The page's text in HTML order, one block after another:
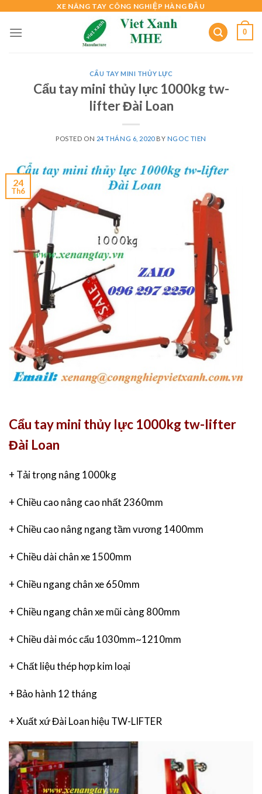
content
XE NÂNG TAY CÔNG NGHIỆP HÀNG ĐẦU
0
CẨU TAY MINI THỦY LỰC
Cẩu tay mini thủy lực 1000kg tw-
lifter Đài Loan
POSTED ON 24 THÁNG 6, 2020BY NGOC TIEN
24
Th6
Cẩu tay mini thủy lực 1000kg tw-lifter
Đài Loan
+ Tải trọng nâng 1000kg
+ Chiều cao nâng cao nhất 2360mm
+ Chiều cao nâng ngang tầm vương 1400mm
+ Chiều dài chân xe 1500mm
+ Chiều ngang chân xe 650mm
+ Chiều ngang chân xe mũi càng 800mm
+ Chiều dài móc cẩu 1030mm~1210mm
+ Chất liệu thép hợp kim loại
+ Bảo hành 12 tháng
+ Xuất xứ Đài Loan hiệu TW-LIFTER